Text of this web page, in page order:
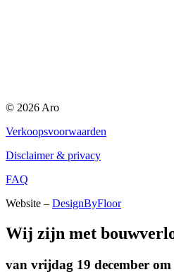
© 2026 Aro
Verkoopsvoorwaarden
Disclaimer & privacy
FAQ
Website – DesignByFloor
Wij zijn met
van vrijdag 19 december